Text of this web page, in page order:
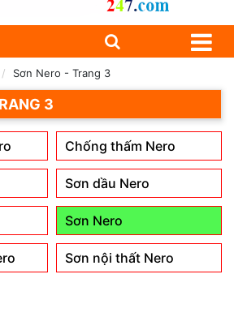
Sơn Nero - Trang 3
3
Chống thấm Nero
Sơn dầu Nero
Sơn Nero
Sơn nội thất Nero